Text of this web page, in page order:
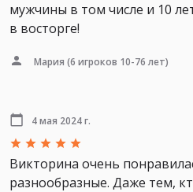
мужчины в том числе и 10
в восторге!
Мария (6 игроков 10-76 лет)
4 мая 2024 г.
Викторина очень
разнообразные. Даже тем,